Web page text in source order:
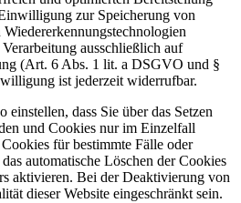
zur Speicherung von
ausschließlich auf
(Art. 6 Abs. 1 lit. a DSGVO und §
ist jederzeit widerrufbar.
einstellen, dass Sie über das Setzen
und Cookies nur im Einzelfall
für bestimmte Fälle oder
automatische Löschen der Cookies
aktivieren. Bei der Deaktivierung von
dieser Website eingeschränkt sein.